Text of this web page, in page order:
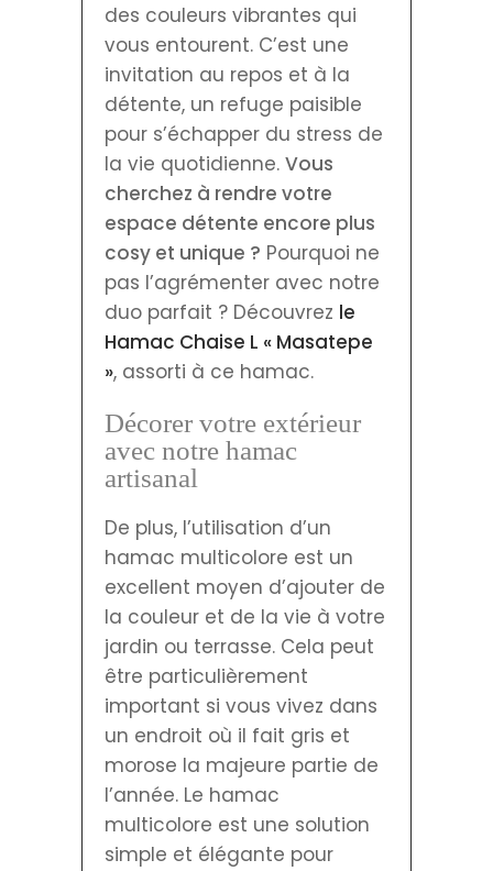
des couleurs vibrantes qui
vous entourent. C’est une
invitation au repos et à la
détente, un refuge paisible
pour s’échapper du stress de
la vie quotidienne. Vous
cherchez à rendre votre
espace détente encore plus
cosy et unique ? Pourquoi ne
pas l’agrémenter avec notre
duo parfait ? Découvrez le
Hamac Chaise L « Masatepe
», assorti à ce hamac.
Décorer votre extérieur
avec notre hamac
artisanal
De plus, l’utilisation d’un
hamac multicolore est un
excellent moyen d’ajouter de
la couleur et de la vie à votre
jardin ou terrasse. Cela peut
être particulièrement
important si vous vivez dans
un endroit où il fait gris et
morose la majeure partie de
l’année. Le hamac
multicolore est une solution
simple et élégante pour